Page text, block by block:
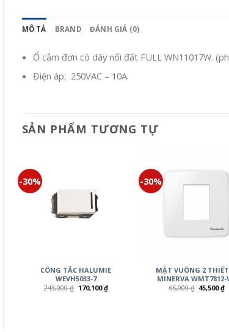
MÔ TẢ BRAND ĐÁNH GIÁ (0)
Ổ cắm đơn có dây nối đất FULL WN11017W.
Điện áp: 250VAC – 10A.
SẢN PHẨM TƯƠNG TỰ
-30%
CÔNG TẮC HALUMIE
WEVH5033-7
243,000₫ 170,100₫
-30%
MẶT VUÔNG 2
MINERVA WMT7812-
65,000₫ 45,500₫